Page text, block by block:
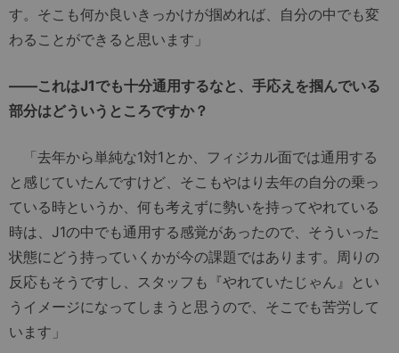
す。そこも何か良いきっかけが掴めれば、自分の中でも変
わることができると思います」
――これはJ1でも十分通用するなと、手応えを掴んでいる
部分はどういうところですか？
「去年から単純な1対1とか、フィジカル面では通用する
と感じていたんですけど、そこもやはり去年の自分の乗っ
ている時というか、何も考えずに勢いを持ってやれている
時は、J1の中でも通用する感覚があったので、そういった
状態にどう持っていくかが今の課題ではあります。周りの
反応もそうですし、スタッフも『やれていたじゃん』とい
うイメージになってしまうと思うので、そこでも苦労して
います」